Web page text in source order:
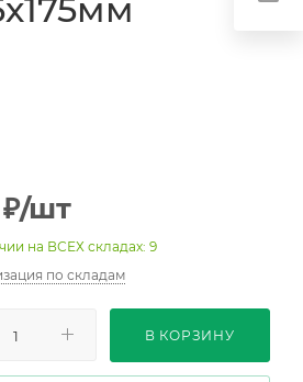
₽/шт
на ВСЕХ складах: 9
по складам
В КОРЗИНУ